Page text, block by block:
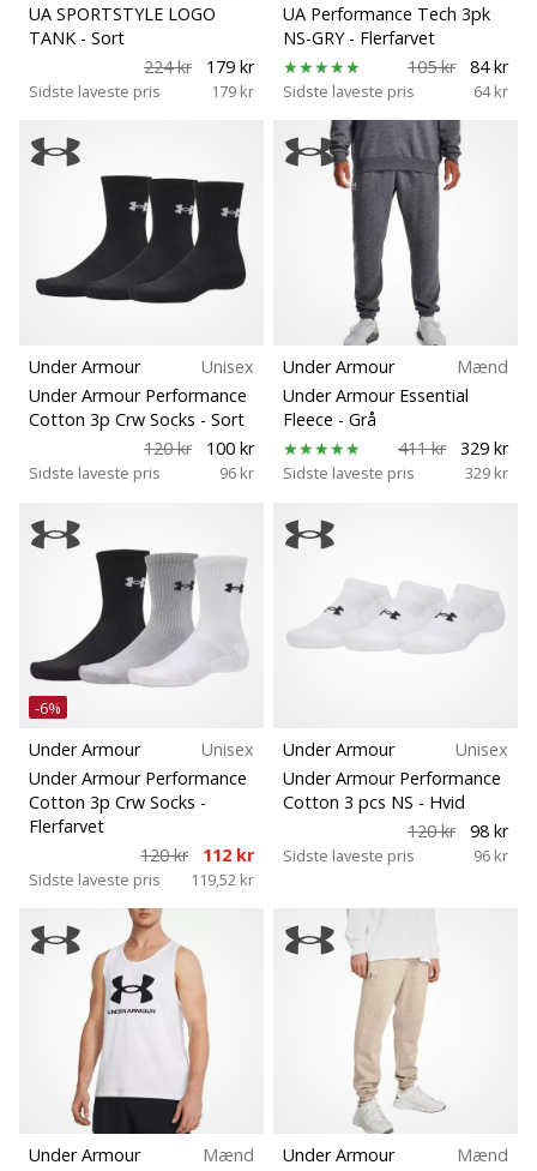
UA SPORTSTYLE LOGO
TANK - Sort
224 kr
179 kr
Sidste laveste pris 179 kr
UA Performance Tech 3pk
NS-GRY - Flerfarvet
105 kr
84 kr
Sidste laveste pris 64 kr
Under Armour
Unisex
Under Armour Performance
Cotton 3p Crw Socks - Sort
120 kr
100 kr
Sidste laveste pris 96 kr
Under Armour
Mænd
Under Armour Essential
Fleece - Grå
411 kr
329 kr
Sidste laveste pris 329 kr
-6%
Under Armour
Unisex
Under Armour Performance
Cotton 3p Crw Socks -
Flerfarvet
120 kr
112 kr
Sidste laveste pris 119,52 kr
Under Armour
Unisex
Under Armour Performance
Cotton 3 pcs NS - Hvid
120 kr
98 kr
Sidste laveste pris 96 kr
Under Armour Mænd Under Armour Mænd